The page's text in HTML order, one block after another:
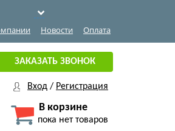
Новости Оплата
ЗАКАЗАТЬ ЗВОНОК
Вход / Регистрация
В корзине
пока нет товаров